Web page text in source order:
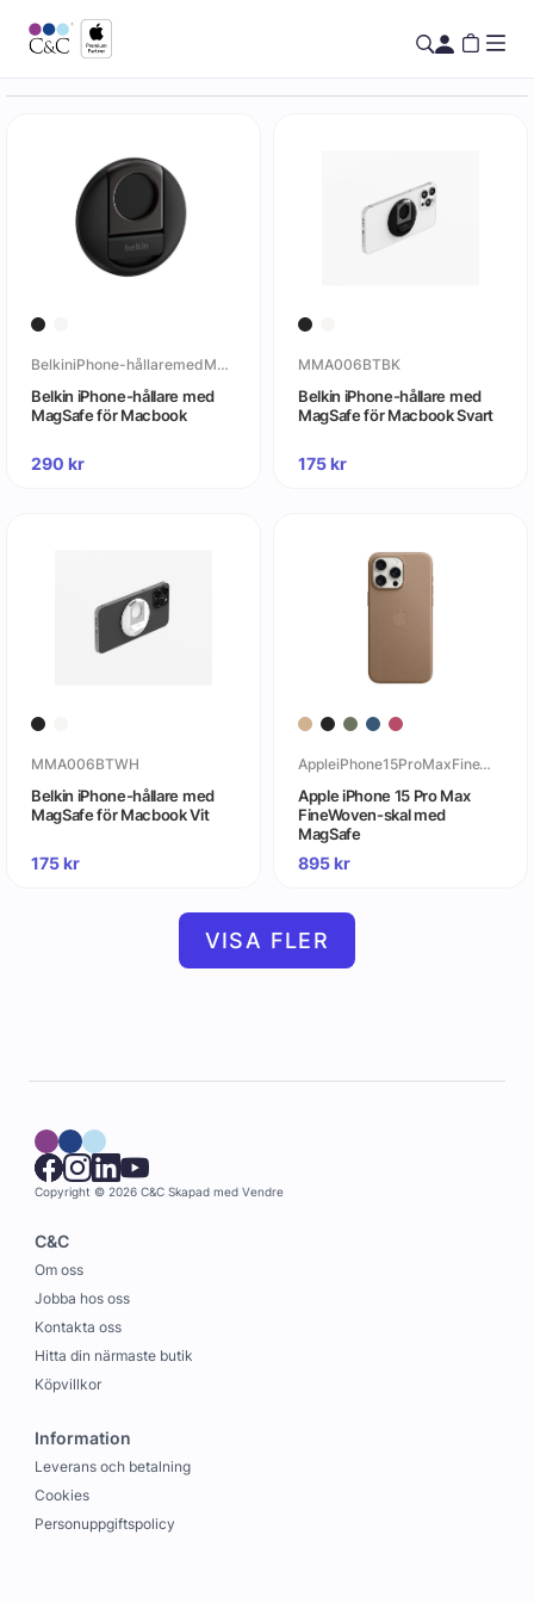
BelkiniPhone-hållaremedMagSafeförMacbook
Belkin iPhone-hållare med
MagSafe för Macbook
290 kr
MMA006BTBK
Belkin iPhone-hållare med
MagSafe för Macbook Svart
175kr
MMA006BTWH
Belkin iPhone-hållare med
MagSafe för Macbook Vit
175kr
AppleiPhone15ProMaxFineWoven-skalmedMagSafe
Apple iPhone 15 Pro Max
FineWoven-skal med
MagSafe
895kr
VISA FLER
Copyright © 2026 C&C Skapad med Vendre
C&C
Om oss
Jobba hos oss
Kontakta oss
Hitta din närmaste butik
Köpvillkor
Information
Leverans och betalning
Cookies
Personuppgiftspolicy